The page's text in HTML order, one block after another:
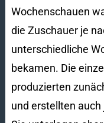
Wochenschauen
die Zuschauer je
unterschiedliche
bekamen. Die
produzierten
und erstellten